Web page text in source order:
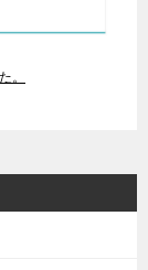
。